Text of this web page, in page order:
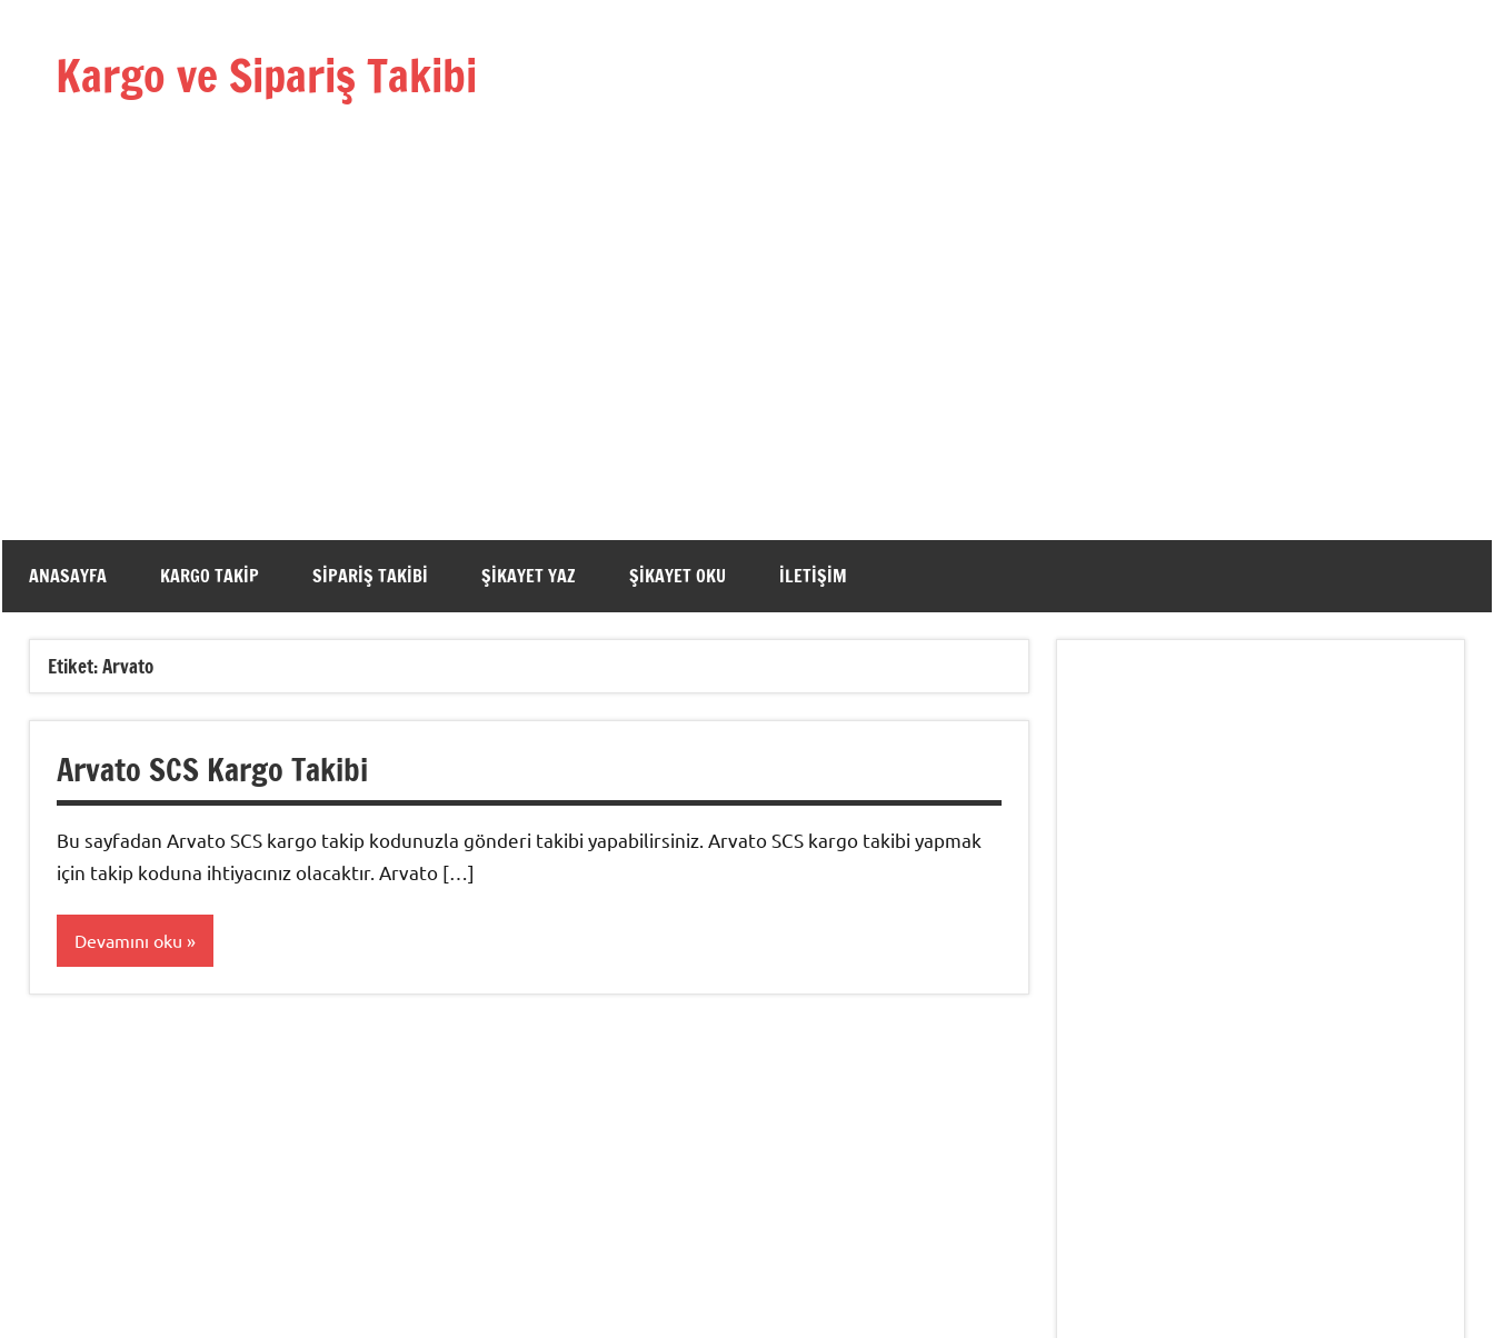
Kargo ve Sipariş Takibi
Kargo
ANASAYFA KARGO TAKIP SIPARIŞ TAKIBI ŞIKAYET YAZ ŞIKAYET OKU İLETIŞIM
Etiket:Arvato
Arvato SCS Kargo Takibi
Bu sayfadan Arvato SCS kargo takip kodunuzla gönderi takibi yapabilirsiniz. Arvato SCS kargo takibi yapmak
için takip koduna ihtiyacınız olacaktır. Arvato […]
Devamını oku